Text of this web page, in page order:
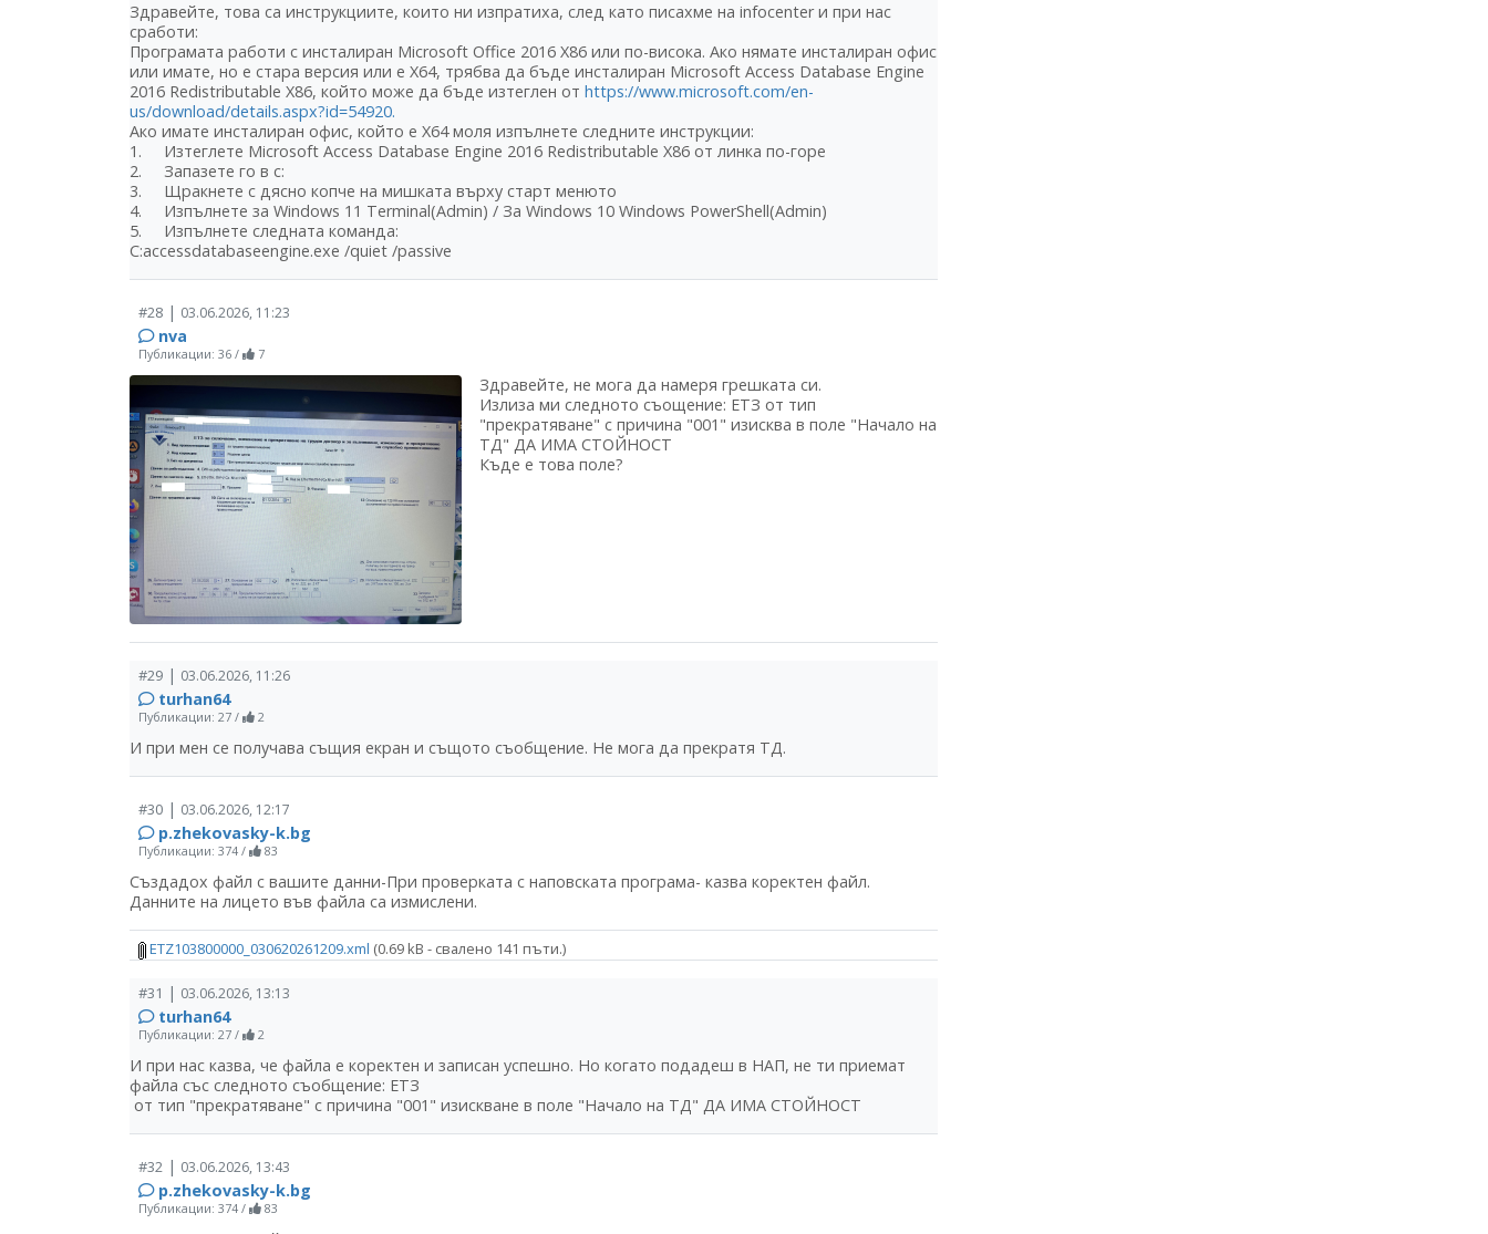
Здравейте, това са инструкциите, които ни изпратиха, след като писахме на infocenter и при нас
сработи:
Програмата работи с инсталиран Microsoft Office 2016 X86 или по-висока. Ако нямате инсталиран офис
или имате, но е стара версия или е X64, трябва да бъде инсталиран Microsoft Access Database Engine
2016 Redistributable X86, който може да бъде изтеглен от https://www.microsoft.com/en-
us/download/details.aspx?id=54920.
Ако имате инсталиран офис, който е X64 моля изпълнете следните инструкции:
1. Изтеглете Microsoft Access Database Engine 2016 Redistributable X86 от линка по-горе
2. Запазете го в c:
3. Щракнете с дясно копче на мишката върху старт менюто
4. Изпълнете за Windows 11 Terminal(Admin) / За Windows 10 Windows PowerShell(Admin)
5. Изпълнете следната команда:
C:accessdatabaseengine.exe /quiet /passive
#28 | 03.06.2026, 11:23
nva
Публикации: 36 / 7
Здравейте, не мога да намеря грешката си.
Излиза ми следното съощение: ЕТЗ от тип
"прекратяване" с причина "001" изисква в поле "Начало на
ТД" ДА ИМА СТОЙНОСТ
Къде е това поле?
#29 | 03.06.2026, 11:26
turhan64
Публикации: 27 / 2
И при мен се получава същия екран и същото съобщение. Не мога да прекратя ТД.
#30 | 03.06.2026, 12:17
p.zhekovasky-k.bg
Публикации: 374 / 83
Създадох файл с вашите данни-При проверката с наповската програма- казва коректен файл.
Данните на лицето във файла са измислени.
ETZ103800000_030620261209.xml (0.69 kB - свалено 141 пъти.)
#31 | 03.06.2026, 13:13
turhan64
Публикации: 27 / 2
И при нас казва, че файла е коректен и записан успешно. Но когато подадеш в НАП, не ти приемат
файла със следното съобщение: ЕТЗ
от тип "прекратяване" с причина "001" изискване в поле "Начало на ТД" ДА ИМА СТОЙНОСТ
#32 | 03.06.2026, 13:43
p.zhekovasky-k.bg
Публикации: 374 / 83